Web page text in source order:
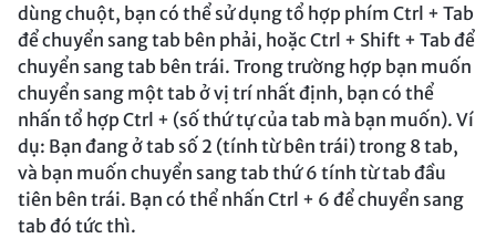
dùng chuột, bạn có thể sử dụng tổ hợp phím Ctrl + Tab
để chuyển sang tab bên phải, hoặc Ctrl + Shift + Tab để
chuyển sang tab bên trái. Trong trường hợp bạn muốn
chuyển sang một tab ở vị trí nhất định, bạn có thể
nhấn tổ hợp Ctrl + (số thứ tự của tab mà bạn muốn). Ví
dụ: Bạn đang ở tab số 2 (tính từ bên trái) trong 8 tab,
và bạn muốn chuyển sang tab thứ 6 tính từ tab đầu
tiên bên trái. Bạn có thể nhấn Ctrl + 6 để chuyển sang
tab đó tức thì.